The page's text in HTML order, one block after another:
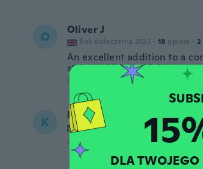
O Oliver J
Rok dołączenia 2023 · 18 opinie · 2
An excellent addition to a
stringy chicken thighs
około miesiąc temu
K Kenneth
Rok dołączenia 2018 331 opinie
około 2 mies. temu
DLA